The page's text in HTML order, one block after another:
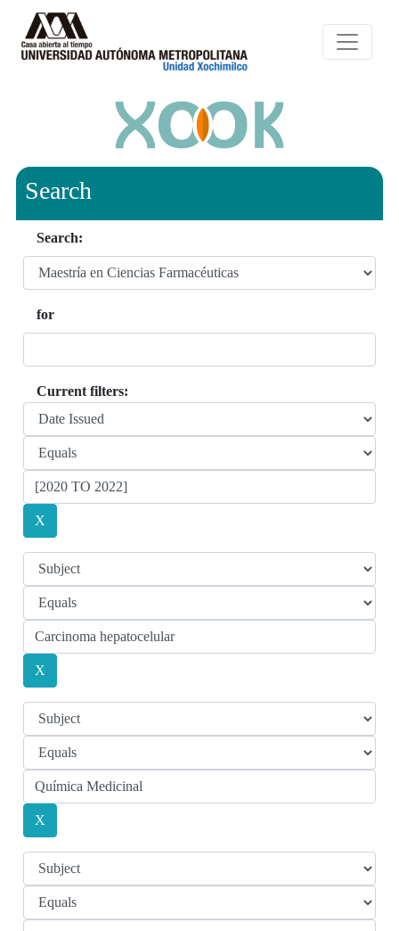
Search
Search:
for
Current filters: